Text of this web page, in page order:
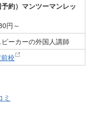
約）マンツーマンレッ
円～
ーカーの外国人講師
校